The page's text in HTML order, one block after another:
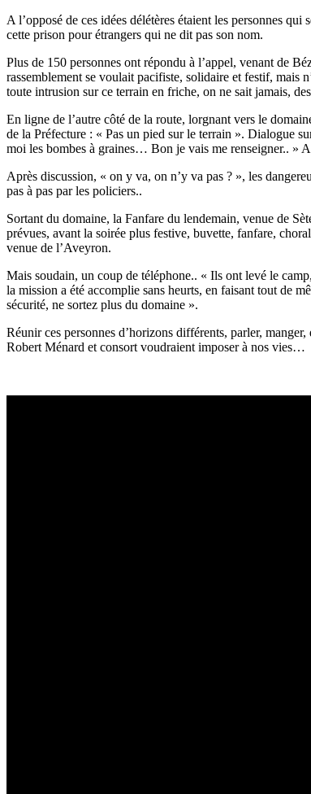
A l’opposé de ces idées délétères étaient les personnes
cette prison pour étrangers qui ne dit pas son nom.
Plus de 150 personnes ont répondu à l’appel, venant de
rassemblement se voulait pacifiste, solidaire et festif, mais
toute intrusion sur ce terrain en friche, on ne sait jamais,
En ligne de l’autre côté de la route, lorgnant vers le
de la Préfecture : « Pas un pied sur le terrain ». Dialogue
moi les bombes à graines… Bon je vais me renseigner.. »
Après discussion, « on y va, on n’y va pas ? », les
pas à pas par les policiers..
Sortant du domaine, la Fanfare du lendemain, venue de
prévues, avant la soirée plus festive, buvette, fanfare,
venue de l’Aveyron.
Mais soudain, un coup de téléphone.. « Ils ont levé le
la mission a été accomplie sans heurts, en faisant tout de
sécurité, ne sortez plus du domaine ».
Réunir ces personnes d’horizons différents, parler,
Robert Ménard et consort voudraient imposer à nos vies…